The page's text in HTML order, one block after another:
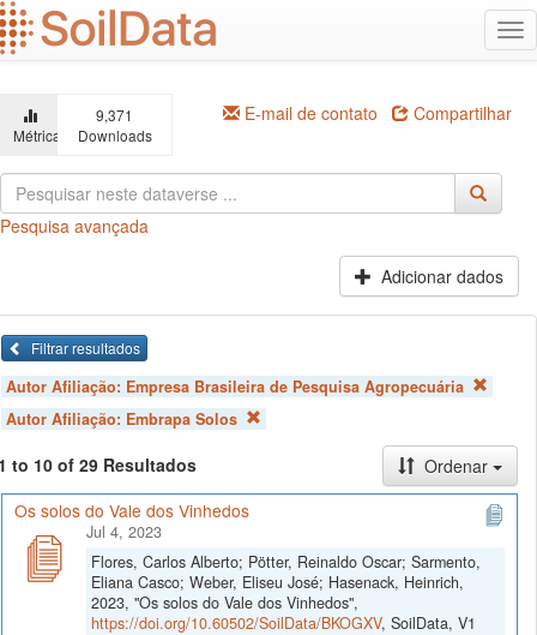
Ir
para
o
principal
Métricas
9,371
Downloads
E-mail de contato Compartilhar
Pesquisa avançada
Adicionar dados
Filtrar resultados
Autor Afiliação: Empresa Brasileira de Pesquisa Agropecuária
Autor Afiliação: Embrapa Solos
to 10 of 29 Resultados
Ordenar
Os solos do Vale dos Vinhedos
Jul 4, 2023
Flores, Carlos Alberto; Pötter, Reinaldo Oscar; Sarmento,
Eliana Casco; Weber, Eliseu José; Hasenack, Heinrich,
2023, "Os solos do Vale dos Vinhedos",
https://doi.org/10.60502/SoilData/BKOGXV, SoilData, V1